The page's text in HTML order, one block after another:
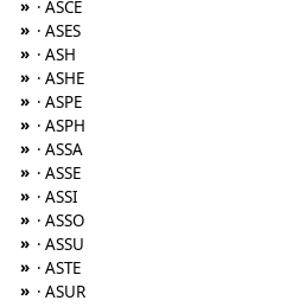
» · ASCE
» · ASES
» · ASH
» · ASHE
» · ASPE
» · ASPH
» · ASSA
» · ASSE
» · ASSI
» · ASSO
» · ASSU
» · ASTE
» · ASUR